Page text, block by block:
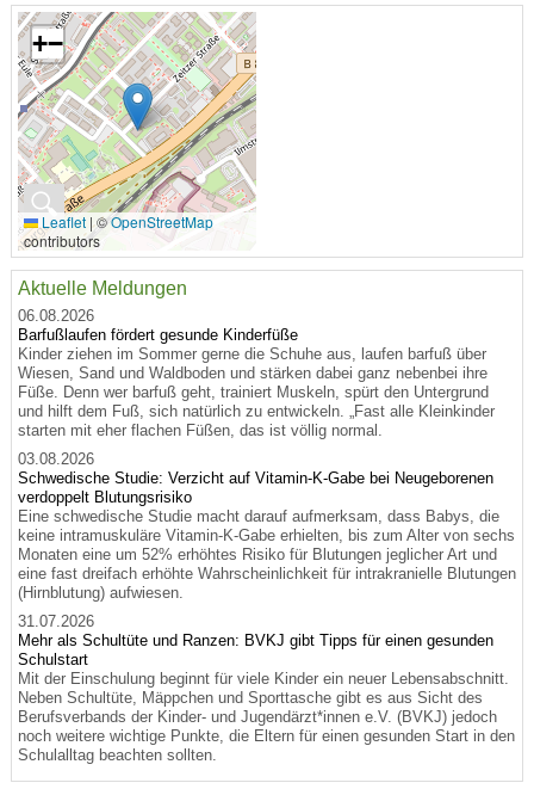
🔍
+−
Leaflet |©OpenStreetMap
contributors
Aktuelle Meldungen
06.08.2026
Barfußlaufen fördert gesunde Kinderfüße
Kinder ziehen im Sommer gerne die Schuhe aus, laufen barfuß über
Wiesen, Sand und Waldboden und stärken dabei ganz nebenbei ihre
Füße. Denn wer barfuß geht, trainiert Muskeln, spürt den Untergrund
und hilft dem Fuß, sich natürlich zu entwickeln. „Fast alle Kleinkinder
starten mit eher flachen Füßen, das ist völlig normal.
03.08.2026
Schwedische Studie: Verzicht auf Vitamin-K-Gabe bei Neugeborenen
verdoppelt Blutungsrisiko
Eine schwedische Studie macht darauf aufmerksam, dass Babys, die
keine intramuskuläre Vitamin-K-Gabe erhielten, bis zum Alter von sechs
Monaten eine um 52% erhöhtes Risiko für Blutungen jeglicher Art und
eine fast dreifach erhöhte Wahrscheinlichkeit für intrakranielle Blutungen
(Hirnblutung) aufwiesen.
31.07.2026
Mehr als Schultüte und Ranzen: BVKJ gibt Tipps für einen gesunden
Schulstart
Mit der Einschulung beginnt für viele Kinder ein neuer Lebensabschnitt.
Neben Schultüte, Mäppchen und Sporttasche gibt es aus Sicht des
Berufsverbands der Kinder- und Jugendärzt*innen e.V. (BVKJ) jedoch
noch weitere wichtige Punkte, die Eltern für einen gesunden Start in den
Schulalltag beachten sollten.